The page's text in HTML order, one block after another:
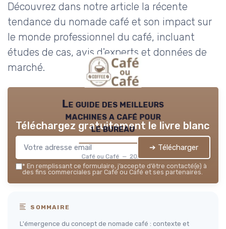
Découvrez dans notre article la récente
tendance du nomade café et son impact sur
le monde professionnel du café, incluant
études de cas, avis d'experts et données de
marché.
Le guide des meilleurs
machines a café pour
le bureau
Café ou Café — 2026
Téléchargez gratuitement le livre blanc
➔ Télécharger
* En remplissant ce formulaire, j’accepte d’être contacté(e) à
des fins commerciales par Café ou Café et ses partenaires.
SOMMAIRE
L'émergence du concept de nomade café : contexte et